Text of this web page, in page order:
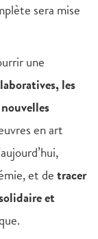
sera mise
une
les
en art
et detracer
et